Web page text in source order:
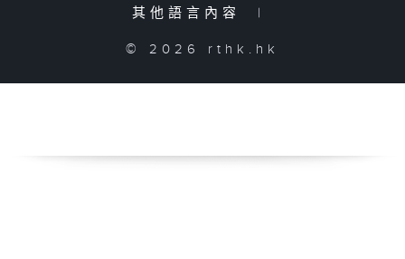
其他語言內容
|
© 2026 rthk.hk